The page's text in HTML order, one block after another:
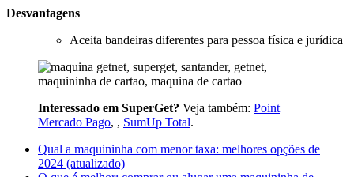
Desvantagens
Aceita bandeiras diferentes para pessoa física e jurídica
Interessado em SuperGet? Veja também: Point
Mercado Pago, , SumUp Total.
Qual a maquininha com menor taxa: melhores opções de
2024 (atualizado)